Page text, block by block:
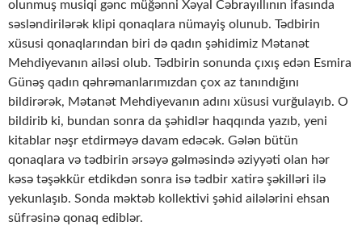
olunmuş musiqi gənc müğənni Xəyal Cəbrayıllının ifasında
səsləndirilərək klipi qonaqlara nümayiş olunub. Tədbirin
xüsusi qonaqlarından biri də qadın şəhidimiz Mətanət
Mehdiyevanın ailəsi olub. Tədbirin sonunda çıxış edən Esmira
Günəş qadın qəhrəmanlarımızdan çox az tanındığını
bildirərək, Mətanət Mehdiyevanın adını xüsusi vurğulayıb. O
bildirib ki, bundan sonra da şəhidlər haqqında yazıb, yeni
kitablar nəşr etdirməyə davam edəcək. Gələn bütün
qonaqlara və tədbirin ərsəyə gəlməsində əziyyəti olan hər
kəsə təşəkkür etdikdən sonra isə tədbir xatirə şəkilləri ilə
yekunlaşıb. Sonda məktəb kollektivi şəhid ailələrini ehsan
süfrəsinə qonaq ediblər.